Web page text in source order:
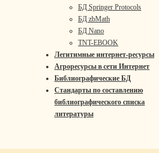
БД Springer Protocols
БД zbMath
БД Nano
TNT-EBOOK
Легитимные интернет-ресурсы
Агроресурсы в сети Интернет
Библиографические БД
Стандарты по составлению
библиографического списка
литературы